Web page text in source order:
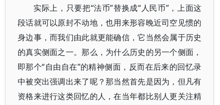
实际上，只要把“法币”替换成“人民币”，上面这
段话就可以原封不动地，也用来形容晚近司空见惯的
身边事，而我们由此就更能确信，它当然会属于历史
的真实侧面之一。那么，为什么历史的另一个侧面，
即那个“自由自在”的精神侧面，反而在后来的回忆录
中被突出强调出来了呢？那当然首先是因为，但凡有
资格来进行这类回忆的人，在当年都比别人更关注精